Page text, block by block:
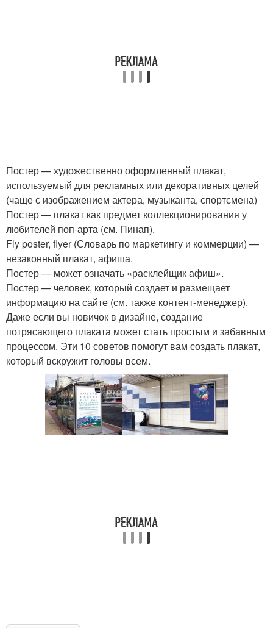
Постер — художественно оформленный плакат,
используемый для рекламных или декоративных целей
(чаще с изображением актера, музыканта, спортсмена)
Постер — плакат как предмет коллекционирования у
любителей поп-арта (см. Пинап).
Fly poster, flyer (Словарь по маркетингу и коммерции) —
незаконный плакат, афиша.
Постер — может означать «расклейщик афиш».
Постер — человек, который создает и размещает
информацию на сайте (см. также контент-менеджер).
Даже если вы новичок в дизайне, создание
потрясающего плаката может стать простым и забавным
процессом. Эти 10 советов помогут вам создать плакат,
который вскружит головы всем.